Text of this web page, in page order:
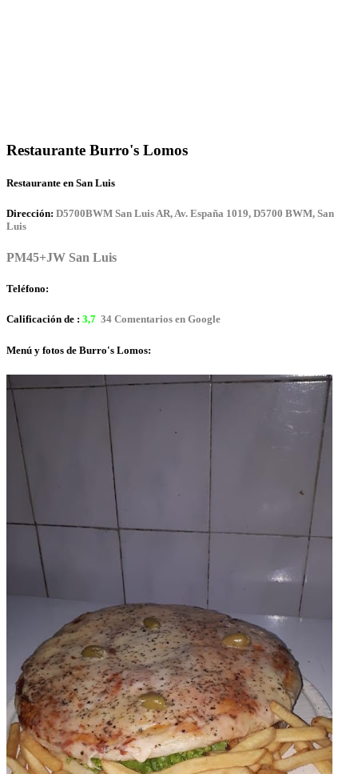
Restaurante Burro's Lomos
Restaurante en San Luis
Dirección: D5700BWM San Luis AR, Av. España 1019, D5700 BWM, San
Luis
PM45+JW San Luis
Teléfono:
Calificación de : 3,7 34 Comentarios en Google
Menú y fotos de Burro's Lomos: